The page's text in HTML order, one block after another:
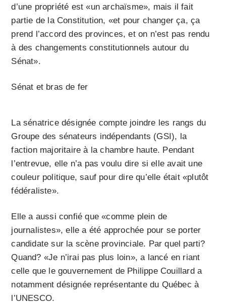
d’une propriété est «un archaïsme», mais il fait
partie de la Constitution, «et pour changer ça, ça
prend l’accord des provinces, et on n’est pas rendu
à des changements constitutionnels autour du
Sénat».
Sénat et bras de fer
La sénatrice désignée compte joindre les rangs du
Groupe des sénateurs indépendants (GSI), la
faction majoritaire à la chambre haute. Pendant
l’entrevue, elle n’a pas voulu dire si elle avait une
couleur politique, sauf pour dire qu’elle était «plutôt
fédéraliste».
Elle a aussi confié que «comme plein de
journalistes», elle a été approchée pour se porter
candidate sur la scène provinciale. Par quel parti?
Quand? «Je n’irai pas plus loin», a lancé en riant
celle que le gouvernement de Philippe Couillard a
notamment désignée représentante du Québec à
l’UNESCO.